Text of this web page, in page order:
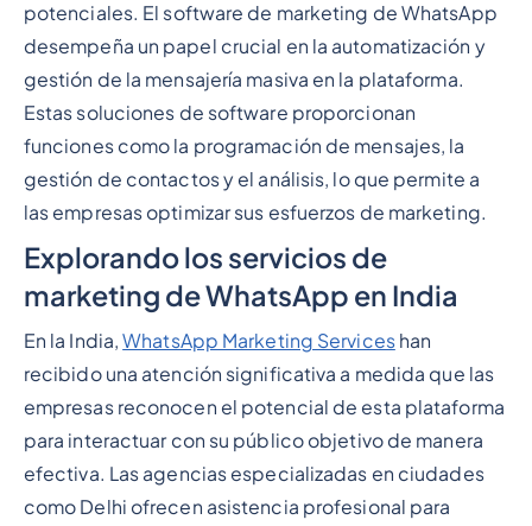
potenciales. El software de marketing de WhatsApp
desempeña un papel crucial en la automatización y
gestión de la mensajería masiva en la plataforma.
Estas soluciones de software proporcionan
funciones como la programación de mensajes, la
gestión de contactos y el análisis, lo que permite a
las empresas optimizar sus esfuerzos de marketing.
Explorando los servicios de
marketing de WhatsApp en India
En la India,WhatsApp Marketing Serviceshan
recibido una atención significativa a medida que las
empresas reconocen el potencial de esta plataforma
para interactuar con su público objetivo de manera
efectiva. Las agencias especializadas en ciudades
como Delhi ofrecen asistencia profesional para